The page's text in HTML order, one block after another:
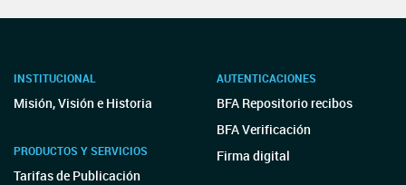
INSTITUCIONAL
Misión, Visión e Historia
PRODUCTOS Y SERVICIOS
Tarifas de Publicación
AUTENTICACIONES
BFA Repositorio recibos
BFA Verificación
Firma digital